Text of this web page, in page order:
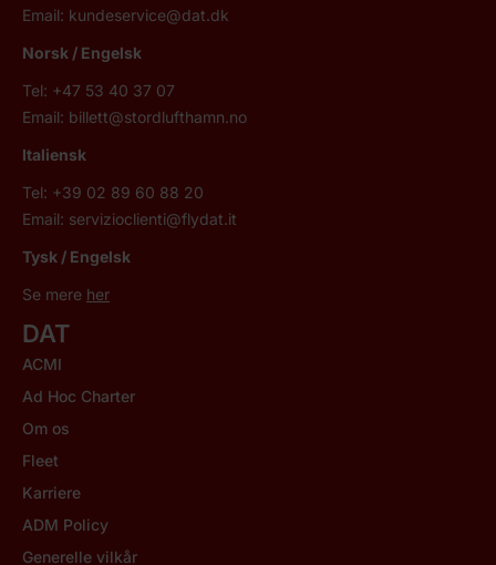
Email: kundeservice@dat.dk
Norsk / Engelsk
Tel: +47 53 40 37 07
Email: billett@stordlufthamn.no
Italiensk
Tel: +39 02 89 60 88 20
Email: servizioclienti@flydat.it
Tysk / Engelsk
Se mere her
DAT
ACMI
Ad Hoc Charter
Om os
Fleet
Karriere
ADM Policy
Generelle vilkår